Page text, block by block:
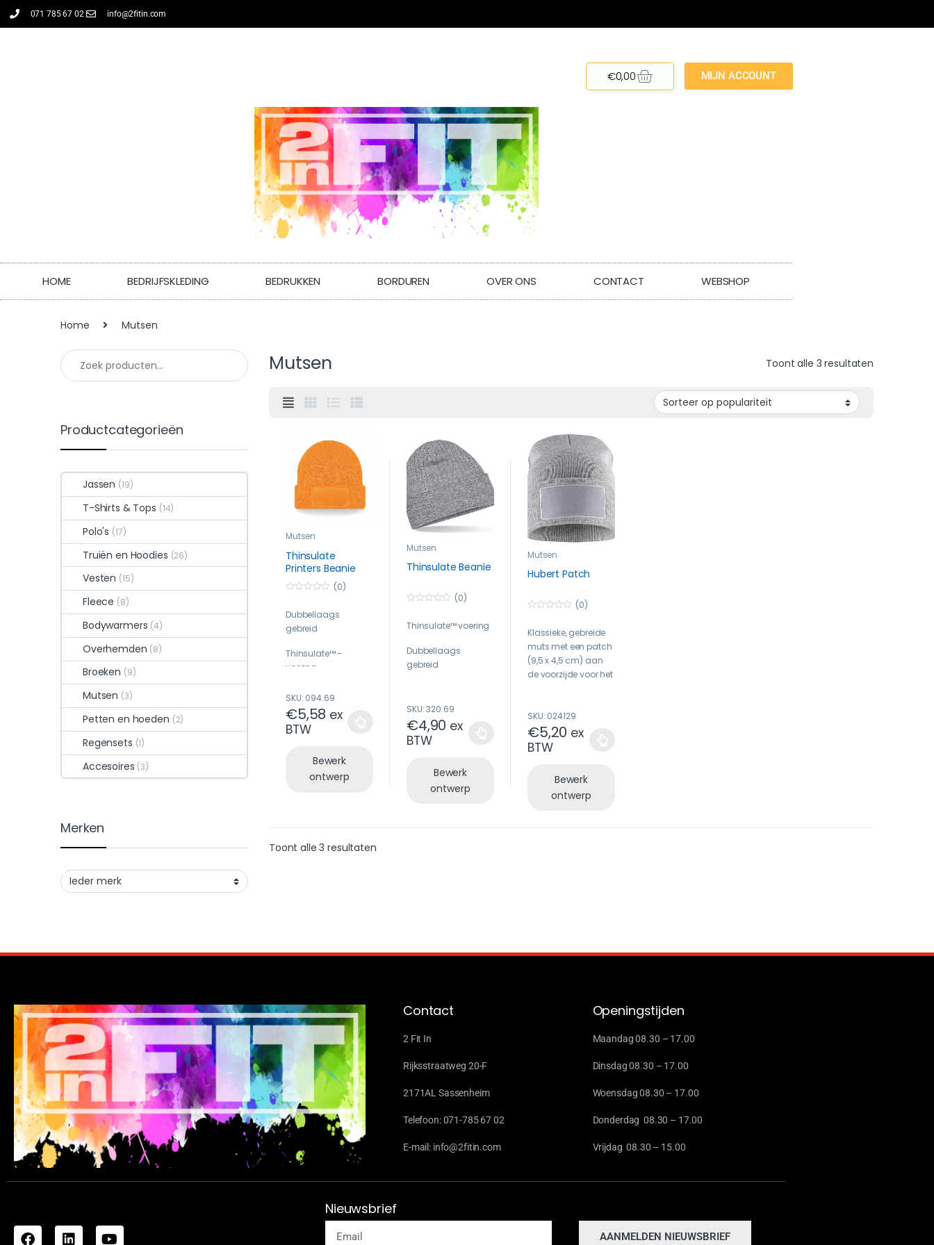
071 785 67 02 info@2fitin.com
€0,00 MIJN ACCOUNT
HOME BEDRIJFSKLEDING BEDRUKKEN BORDUREN OVER ONS CONTACT WEBSHOP
Home Mutsen
Mutsen Toont alle 3 resultaten
Mutsen
Thinsulate
Printers Beanie
u
o
(0)
Dubbellaags
gebreid
Thinsulate™ -
voering
Katoen-twill etiket
voor bedrukking
SKU: 094.69
€5,58 ex
BTW
Bewerk
ontwerp
Mutsen
Thinsulate Beanie
(0)
Thinsulate™ voering
Dubbellaags
gebreid
omslag om
gemakkelijk te
decoreren
beanie? Informeer
over het borduren
SKU: 320.69
€4,90 ex
BTW
Bewerk
ontwerp
Mutsen
Hubert Patch
u
o
f
5
(0)
Klassieke, gebreide
muts met een patch
(9,5 x 4,5 cm) aan
de voorzijde voor het
voorzien van een
omgevouwen rand
voor een optimaal
SKU: 024129
€5,20 ex
BTW
Bewerk
ontwerp
Toont alle 3 resultaten
Productcategorieën
Jassen (19)
T-Shirts & Tops (14)
Polo's (17)
Truiën en Hoodies (26)
Vesten (15)
Fleece (8)
Bodywarmers (4)
Overhemden (8)
Broeken (9)
Mutsen (3)
Petten en hoeden (2)
Regensets (1)
Accesoires (3)
Merken
Contact
2 Fit In
Rijksstraatweg 20-F
2171AL Sassenheim
Telefoon: 071-785 67 02
E-mail: info@2fitin.com
Openingstijden
Maandag 08.30 – 17.00
Dinsdag 08.30 – 17.00
Woensdag 08.30 – 17.00
Donderdag 08.30 – 17.00
Vrijdag 08.30 – 15.00
Nieuwsbrief
AANMELDEN NIEUWSBRIEF